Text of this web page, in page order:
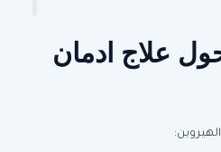
علاج ادمان